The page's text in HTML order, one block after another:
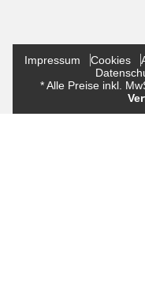
Impressum Cookies
* Alle Preise inkl.